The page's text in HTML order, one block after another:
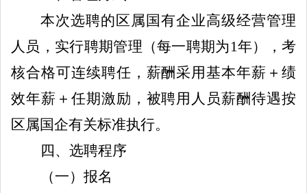
本次选聘的区 属国有企业高级经营管理
人员，实行聘期管理（每一聘期为 1年），考
核合格可连续聘任，薪酬采用基本年薪＋绩
效年薪＋任期激励 ，被聘用人员薪酬待遇按
区属国企有关标准执行。
四、选聘程序
（一）报名